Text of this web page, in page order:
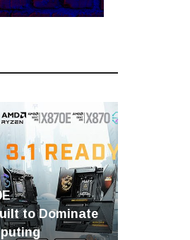
to Dominate